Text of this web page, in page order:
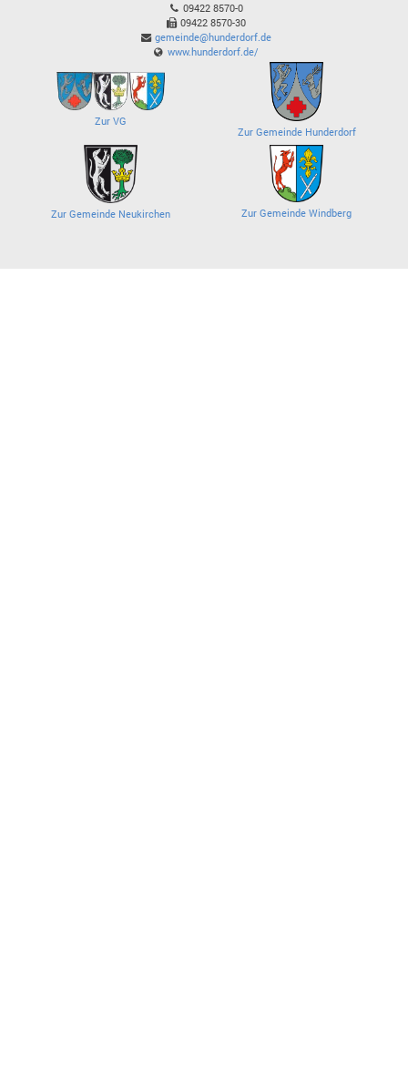
09422 8570-0
09422 8570-30
gemeinde@hunderdorf.de
www.hunderdorf.de/
Zur VG
Zur Gemeinde Hunderdorf
Zur Gemeinde Neukirchen Zur Gemeinde Windberg